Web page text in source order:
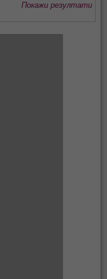
Покажи резултати